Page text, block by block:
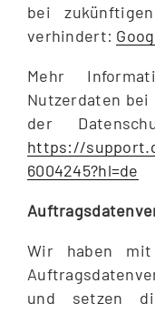
bei
verhindert:
Mehr
Nutzerdaten bei
der
https://
6004245?hl=de
Wir haben
und setzen